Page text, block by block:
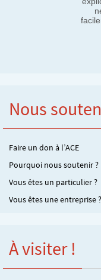
Nous
Faire un don à l’ACE
Pourquoi nous soutenir ?
Vous êtes un particulier ?
Vous êtes une entreprise ?
À visiter !